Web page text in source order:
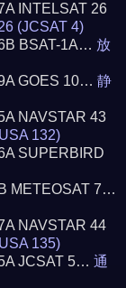
INTELSAT 26
(JCSAT 4)
BSAT-1A… 放
GOES 10…静
NAVSTAR 43
132)
SUPERBIRD
METEOSAT 7…
NAVSTAR 44
135)
JCSAT 5…通